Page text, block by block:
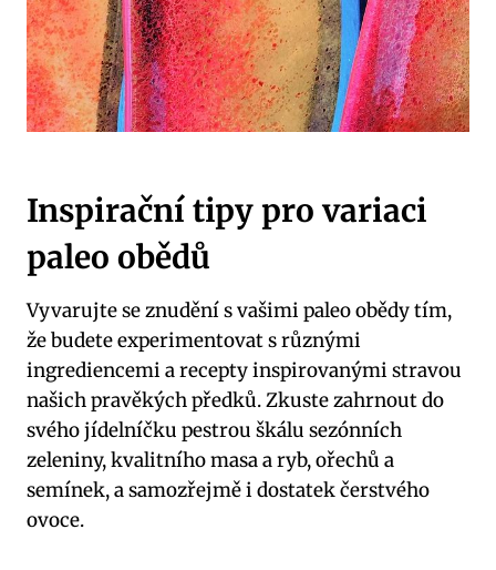
Inspirační tipy pro ​variaci
paleo obědů
Vyvarujte se znudění s vašimi paleo obědy tím,
že ⁢budete experimentovat s různými
ingrediencemi a recepty inspirovanými stravou
našich pravěkých předků. Zkuste zahrnout do
svého jídelníčku pestrou škálu sezónních
zeleniny, kvalitního masa a ryb, ořechů a
semínek, a samozřejmě i dostatek čerstvého
ovoce.